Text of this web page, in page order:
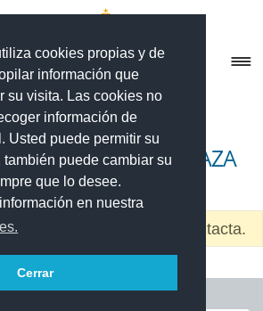
cookies propias y de
información que
su visita. Las cookies no
información de
Usted puede permitir su
también puede cambiar su
que lo desee.
en nuestra
Cerrar
Menú
Expandir
hijo
alumnos
– Alumnos Oficiales
SOLICITUD DE PLAZA
pero quedan plazas. Contacta.